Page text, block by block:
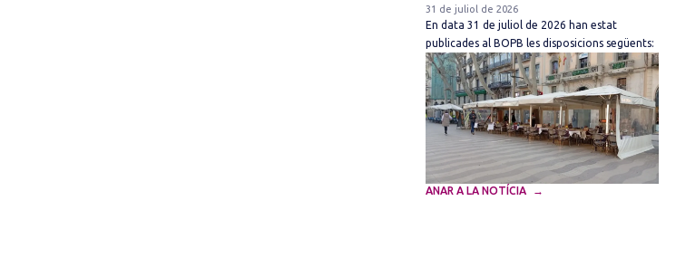
31 de juliol de 2026
En data 31 de juliol de 2026 han estat
publicades al BOPB les disposicions següents:
ANAR A LA NOTÍCIA